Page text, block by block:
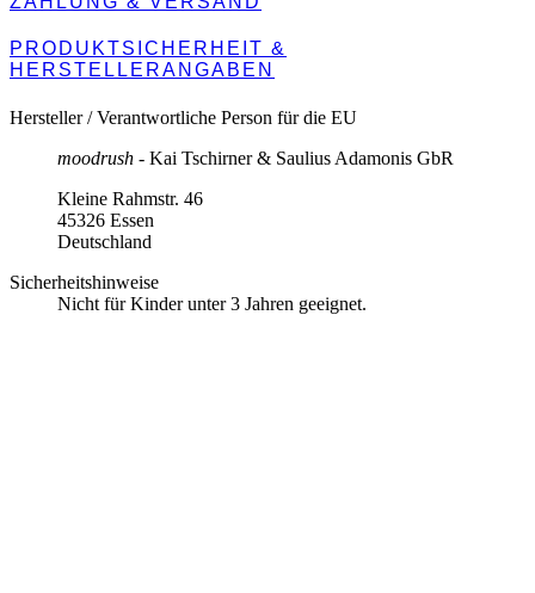
PRODUKTSICHERHEIT &
HERSTELLERANGABEN
Hersteller / Verantwortliche Person für die EU
moodrush - Kai Tschirner & Saulius Adamonis GbR
Kleine Rahmstr. 46
45326 Essen
Deutschland
Sicherheitshinweise
Nicht für Kinder unter 3 Jahren geeignet.